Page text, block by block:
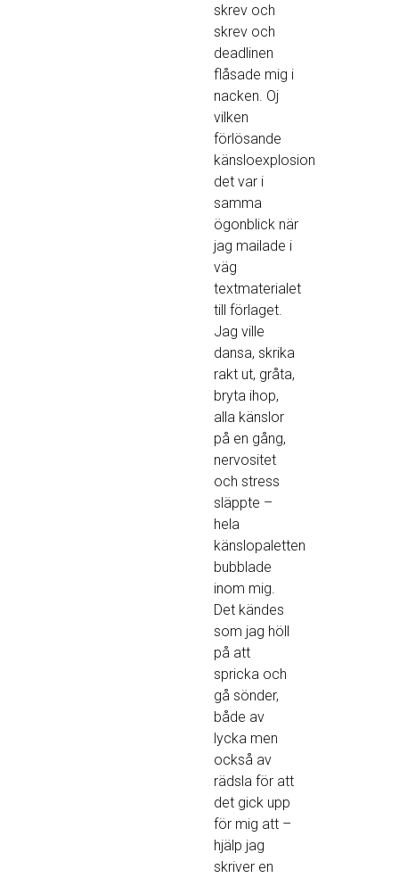
skrev och
skrev och
deadlinen
flåsade mig i
nacken. Oj
vilken
förlösande
känsloexplosion
det var i
samma
ögonblick när
jag mailade i
väg
textmaterialet
till förlaget.
Jag ville
dansa, skrika
rakt ut, gråta,
bryta ihop,
alla känslor
på en gång,
nervositet
och stress
släppte –
hela
känslopaletten
bubblade
inom mig.
Det kändes
som jag höll
på att
spricka och
gå sönder,
både av
lycka men
också av
rädsla för att
det gick upp
för mig att –
hjälp jag
skriver en